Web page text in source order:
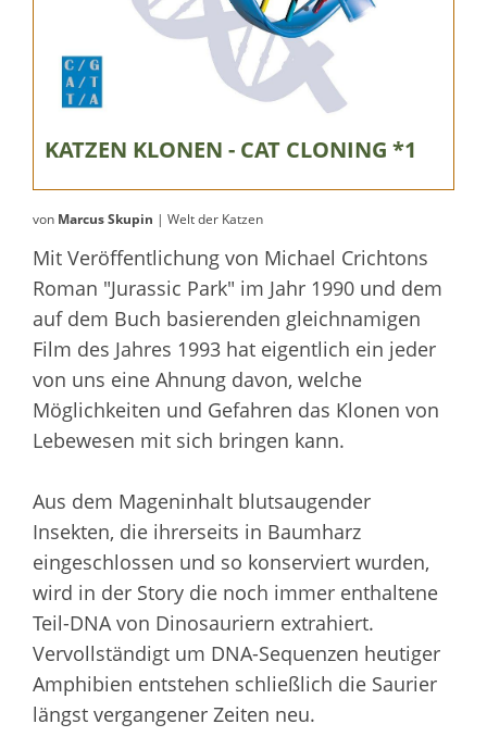
KATZEN KLONEN - CAT CLONING *1
von Marcus Skupin | Welt der Katzen
Mit Veröffentlichung von Michael Crichtons
Roman "Jurassic Park" im Jahr 1990 und dem
auf dem Buch basierenden gleichnamigen
Film des Jahres 1993 hat eigentlich ein jeder
von uns eine Ahnung davon, welche
Möglichkeiten und Gefahren das Klonen von
Lebewesen mit sich bringen kann.
Aus dem Mageninhalt blutsaugender
Insekten, die ihrerseits in Baumharz
eingeschlossen und so konserviert wurden,
wird in der Story die noch immer enthaltene
Teil-DNA von Dinosauriern extrahiert.
Vervollständigt um DNA-Sequenzen heutiger
Amphibien entstehen schließlich die Saurier
längst vergangener Zeiten neu.